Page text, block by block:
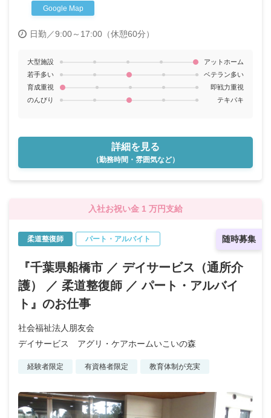
Google Map
日勤／9:00～17:00（休憩60分）
大型施設
アットホーム
若手多い
ベテラン多い
育成重視
即戦力重視
のんびり
テキパキ
詳細を見る
（勤務時間・雰囲気など）
入社お祝い金 1 万円支給
随時募集
柔道整復師 パート・アルバイト
『千葉県船橋市 ／ デイサービス（通所介
護） ／ 柔道整復師 ／ パート・アルバイ
ト』のお仕事
社会福祉法人朋友会
デイサービス アグリ・ケアホームいこいの森
経験者限定 有資格者限定 教育体制が充実